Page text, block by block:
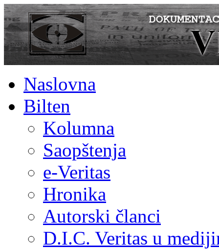
Naslovna
Bilten
Kolumna
Saopštenja
e-Veritas
Hronika
Autorski članci
D.I.C. Veritas u